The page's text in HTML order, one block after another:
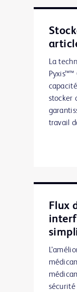
La
stocker
travail
Flux